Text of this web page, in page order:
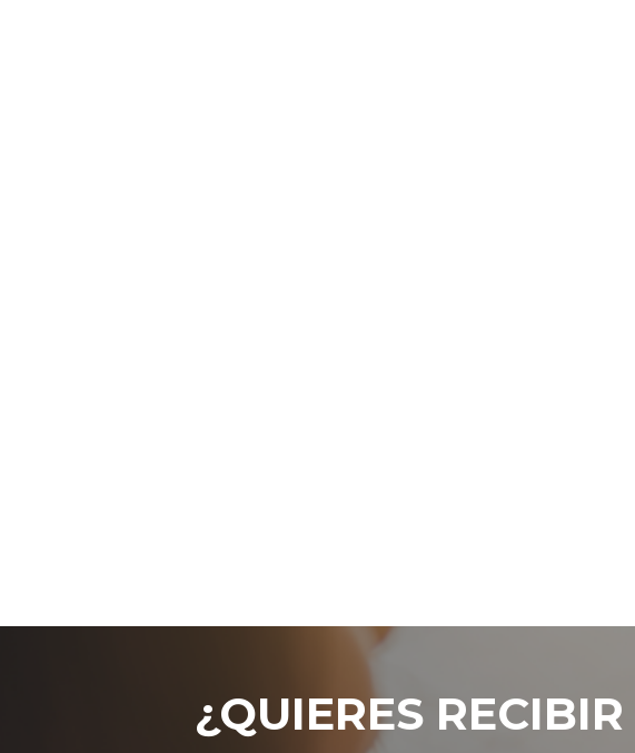
¿QUIERES